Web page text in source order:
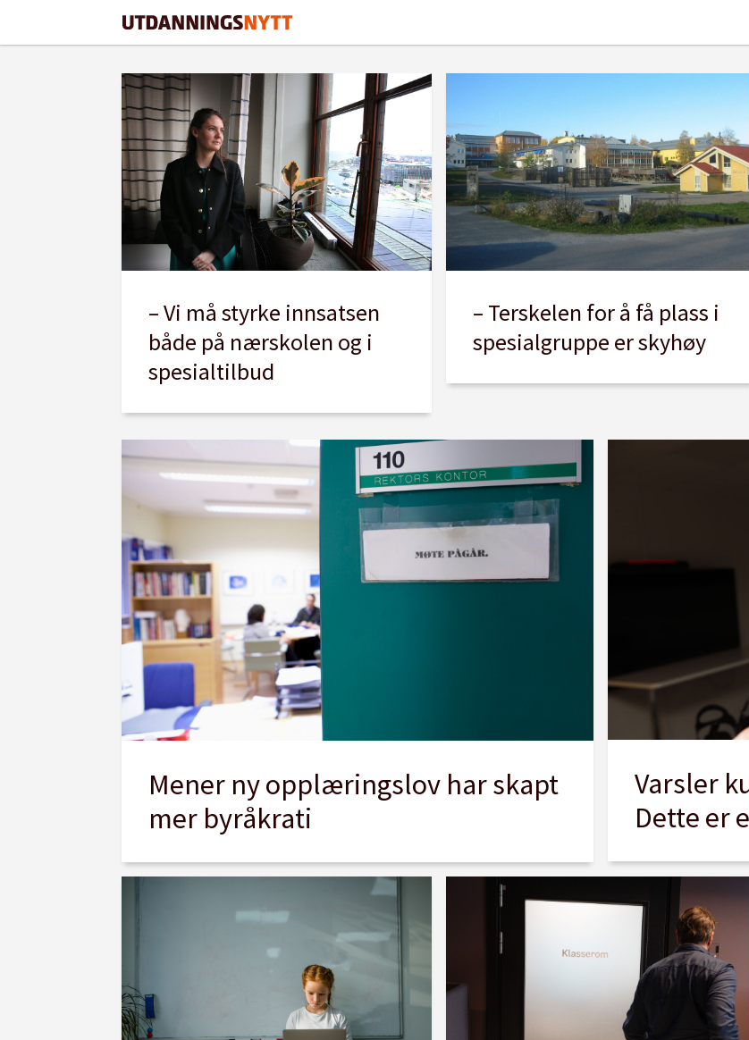
individuelt
tilrettelagt
opplæring
– Vi må styrke innsatsen
både på nærskolen og i
spesialtilbud
– Terskelen for å få plass i
spesialgruppe er skyhøy
Mener ny opplæringslov har skapt
mer byråkrati
Varsler
Dette er